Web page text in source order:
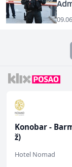
Konobar -
ž)
Hotel Nomad